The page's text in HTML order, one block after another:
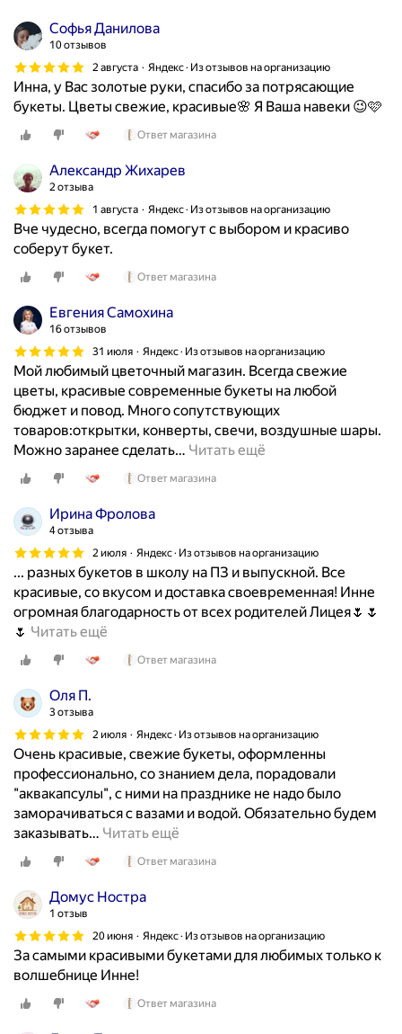
Софья Данилова
10 отзывов
2 августа
Яндекс · Из отзывов на организацию
Инна, у Вас золотые руки, спасибо за потрясающие
букеты. Цветы свежие, красивые🌸 Я Ваша навеки 😉🩷
Ответ магазина
Александр Жихарев
2 отзыва
1 августа
Яндекс · Из отзывов на организацию
Вче чудесно, всегда помогут с выбором и красиво
соберут букет.
Ответ магазина
Евгения Самохина
16 отзывов
31 июля
Яндекс · Из отзывов на организацию
Мой любимый цветочный магазин. Всегда свежие
цветы, красивые современные букеты на любой
бюджет и повод. Много сопутствующих
товаров:открытки, конверты, свечи, воздушные шары.
Можно заранее сделать… Читать ещё
Ответ магазина
Ирина Фролова
4 отзыва
2 июля
Яндекс · Из отзывов на организацию
... разных букетов в школу на ПЗ и выпускной. Все
красивые, со вкусом и доставка своевременная! Инне
огромная благодарность от всех родителей Лицея🌷🌷
🌷 Читать ещё
ы
в
а
л
и
м
о
з
Ответ магазина
Оля П.
3 отзыва
2 июля
Яндекс · Из отзывов на организацию
Очень красивые, свежие букеты, оформленны
профессионально, со знанием дела, порадовали
"аквакапсулы", с ними на празднике не надо было
заморачиваться с вазами и водой. Обязательно будем
заказывать… Читать ещё
Ответ магазина
Домус Ностра
1 отзыв
20 июня
Яндекс · Из отзывов на организацию
За самыми красивыми букетами для любимых только к
волшебнице Инне!
Ответ магазина